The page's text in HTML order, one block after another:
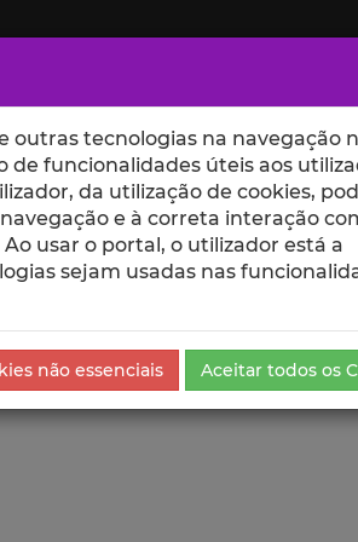
ESCOLAS UNIDADES
outras tecnologias na navegação
funcionalidades úteis aos
da utilização de cookies,
e à correta interação
usar o portal, o utilizador está a
sejam usadas nas
não essenciais Aceitar todos os